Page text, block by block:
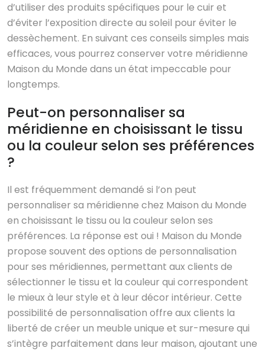
d’utiliser des produits spécifiques pour le cuir et
d’éviter l’exposition directe au soleil pour éviter le
dessèchement. En suivant ces conseils simples mais
efficaces, vous pourrez conserver votre méridienne
Maison du Monde dans un état impeccable pour
longtemps.
Peut-on personnaliser sa
méridienne en choisissant le tissu
ou la couleur selon ses préférences
?
Il est fréquemment demandé si l’on peut
personnaliser sa méridienne chez Maison du Monde
en choisissant le tissu ou la couleur selon ses
préférences. La réponse est oui ! Maison du Monde
propose souvent des options de personnalisation
pour ses méridiennes, permettant aux clients de
sélectionner le tissu et la couleur qui correspondent
le mieux à leur style et à leur décor intérieur. Cette
possibilité de personnalisation offre aux clients la
liberté de créer un meuble unique et sur-mesure qui
s’intègre parfaitement dans leur maison, ajoutant une